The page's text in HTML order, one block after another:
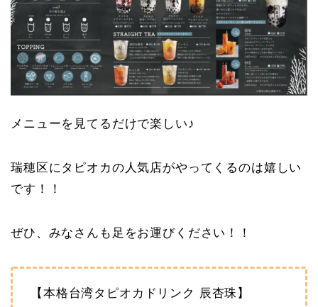
メニューを見てるだけで楽しい♪
瑞穂区にタピオカの人気店がやってくるのは嬉しい
です！！
ぜひ、みなさんも足をお運びください！！
【本格台湾タピオカドリンク 辰杏珠】